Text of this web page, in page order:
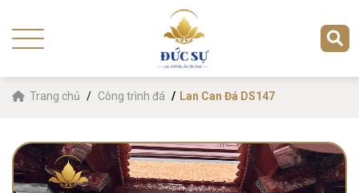
Trang chủ Công trình đá Lan Can Đá DS147